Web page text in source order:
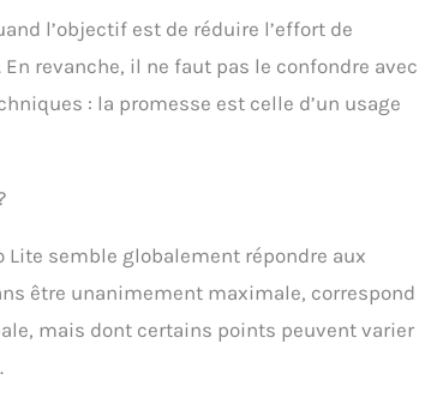
l’objectif est de réduire l’effort de
revanche, il ne faut pas le confondre avec
: la promesse est celle d’un usage
Lite semble globalement répondre aux
être unanimement maximale, correspond
mais dont certains points peuvent varier